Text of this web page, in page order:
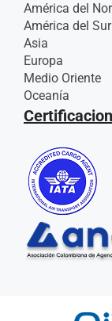
América del
América del Sur
Asia
Europa
Medio Oriente
Oceanía